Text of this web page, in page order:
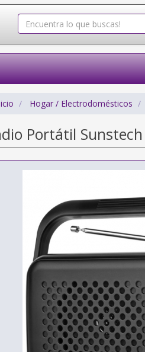
Hogar / Electrodomésticos
Portátil